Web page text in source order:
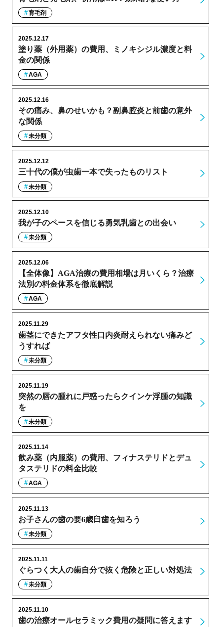
育毛剤
塗り薬（外用薬）の費用、ミノキシジル濃度と料
金の関係
2025.12.17
AGA
その痛み、鼻のせいかも？副鼻腔炎と前歯の意外
な関係
2025.12.16
未分類
三十代の僕が虫歯一本で失ったものリスト
2025.12.12
未分類
我が子のペースを信じる勇気乳歯との出会い
2025.12.10
未分類
【全体像】AGA治療の費用相場は月いくら？治療
法別の料金体系を徹底解説
2025.12.06
AGA
歯茎にできたアフタ性口内炎耐えられない痛みど
うすれば
2025.11.29
未分類
突然の唇の腫れに戸惑ったらクインケ浮腫の知識
を
2025.11.19
未分類
飲み薬（内服薬）の費用、フィナステリドとデュ
タステリドの料金比較
2025.11.14
AGA
お子さんの歯の要6歳臼歯を知ろう
2025.11.13
未分類
ぐらつく大人の歯自分で抜く危険と正しい対処法
2025.11.11
未分類
歯の治療オールセラミック費用の疑問に答えます
2025.11.10